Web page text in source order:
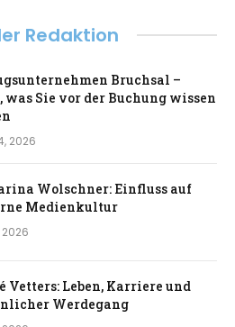
Redaktion
Bruchsal –
was Sie vor der Buchung wissen
2026
Wolschner: Einfluss auf
Medienkultur
2026
Vetters: Leben, Karriere und
Werdegang